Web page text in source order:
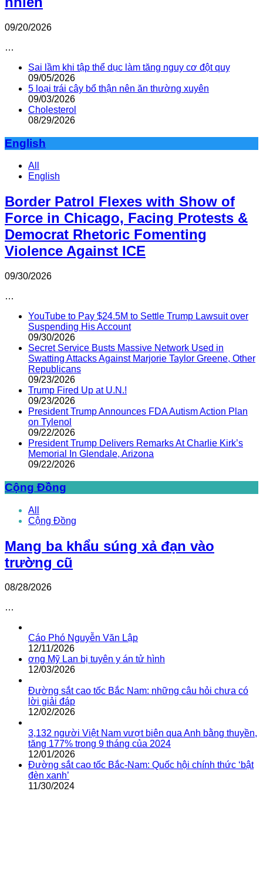
09/20/2026
…
Sai lầm khi tập thể dục làm tăng nguy cơ đột quỵ
09/05/2026
5 loại trái cây bổ thận nên ăn thường xuyên
09/03/2026
Cholesterol
08/29/2026
English
All
English
Border Patrol Flexes with Show of
Force in Chicago, Facing Protests &
Democrat Rhetoric Fomenting
Violence Against ICE
09/30/2026
…
YouTube to Pay $24.5M to Settle Trump Lawsuit over
Suspending His Account
09/30/2026
Secret Service Busts Massive Network Used in
Swatting Attacks Against Marjorie Taylor Greene, Other
Republicans
09/23/2026
Trump Fired Up at U.N.!
09/23/2026
President Trump Announces FDA Autism Action Plan
on Tylenol
09/22/2026
President Trump Delivers Remarks At Charlie Kirk’s
Memorial In Glendale, Arizona
09/22/2026
Cộng Đồng
All
Cộng Đồng
Mang ba khẩu súng xả đạn vào
trường cũ
08/28/2026
…
Cáo Phó Nguyễn Văn Lập
12/11/2026
ơng Mỹ Lan bị tuyên y án tử hình
12/03/2026
Đường sắt cao tốc Bắc Nam: những câu hỏi chưa có
lời giải đáp
12/02/2026
3,132 người Việt Nam vượt biên qua Anh bằng thuyền,
tăng 177% trong 9 tháng của 2024
12/01/2026
Đường sắt cao tốc Bắc-Nam: Quốc hội chính thức ‘bật
đèn xanh’
11/30/2024